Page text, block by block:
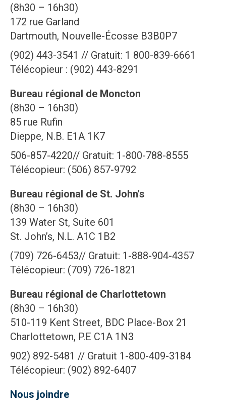
(8h30 – 16h30)
172 rue Garland
Dartmouth, Nouvelle-Écosse B3B0P7
(902) 443-3541 // Gratuit: 1 800-839-6661
Télécopieur : (902) 443-8291
Bureau régional de Moncton
(8h30 – 16h30)
85 rue Rufin
Dieppe, N.B. E1A 1K7
506-857-4220// Gratuit: 1-800-788-8555
Télécopieur: (506) 857-9792
Bureau régional de St. John's
(8h30 – 16h30)
139 Water St, Suite 601
St. John’s, N.L. A1C 1B2
(709) 726-6453// Gratuit: 1-888-904-4357
Télécopieur: (709) 726-1821
Bureau régional de Charlottetown
(8h30 – 16h30)
510-119 Kent Street, BDC Place-Box 21
Charlottetown, P.E C1A 1N3
902) 892-5481 // Gratuit 1-800-409-3184
Télécopieur: (902) 892-6407
Nous joindre